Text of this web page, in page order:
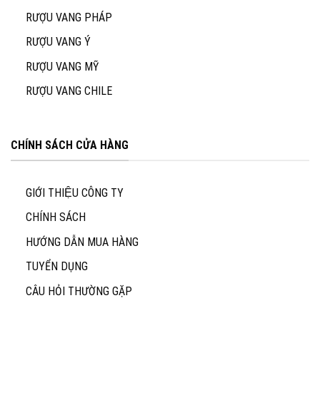
RƯỢU VANG PHÁP
RƯỢU VANG Ý
RƯỢU VANG MỸ
RƯỢU VANG CHILE
CHÍNH SÁCH CỬA HÀNG
GIỚI THIỆU CÔNG TY
CHÍNH SÁCH
HƯỚNG DẪN MUA HÀNG
TUYỂN DỤNG
CÂU HỎI THƯỜNG GẶP